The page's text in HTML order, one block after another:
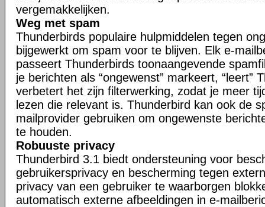
vergemakkelijken.
Weg met spam
Thunderbirds populaire hulpmiddelen tegen
bijgewerkt om spam voor te blijven. Elk e-
passeert Thunderbirds toonaangevende
je berichten als “ongewenst” markeert, “leert”
verbetert het zijn filterwerking, zodat je meer
lezen die relevant is. Thunderbird kan ook de
mailprovider gebruiken om ongewenste
te houden.
Robuuste privacy
Thunderbird 3.1 biedt ondersteuning voor
gebruikersprivacy en bescherming tegen
privacy van een gebruiker te waarborgen
automatisch externe afbeeldingen in e-